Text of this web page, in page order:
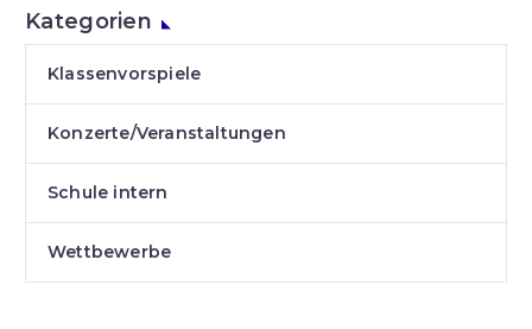
Kategorien
Klassenvorspiele
Konzerte/Veranstaltungen
Schule intern
Wettbewerbe